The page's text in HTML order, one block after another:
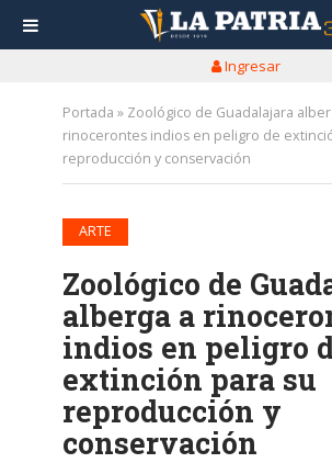
Ingresar
Portada » Zoológico de Guadalajara
rinocerontes indios en peligro de
reproducción y conservación
ARTE
Zoológico de
alberga a
indios en peligro
extinción para su
reproducción y
conservación